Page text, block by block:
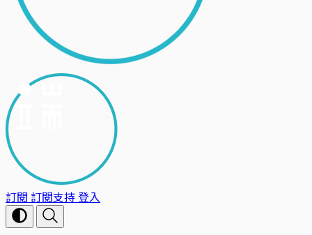
訂閱 訂閱支持登入